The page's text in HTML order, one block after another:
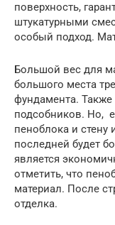
поверхность,
штукатурными
особый подход.
Большой вес для
большого места
фундамента.
подсобников. Но,
пеноблока и стену
последней будет
является
отметить, что
материал. После
отделка.